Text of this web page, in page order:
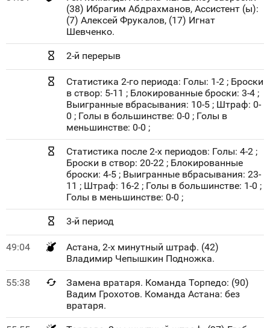
(38) Ибрагим Абдрахманов, Ассистент (ы):
(7) Алексей Фрукалов, (17) Игнат
Шевченко.
2-й перерыв
Статистика 2-го периода: Голы: 1-2 ; Броски
в створ: 5-11 ; Блокированные броски: 3-4 ;
Выигранные вбрасывания: 10-5 ; Штраф: 0-
0 ; Голы в большинстве: 0-0 ; Голы в
меньшинстве: 0-0 ;
Статистика после 2-х периодов: Голы: 4-2 ;
Броски в створ: 20-22 ; Блокированные
броски: 4-5 ; Выигранные вбрасывания: 23-
11 ; Штраф: 16-2 ; Голы в большинстве: 1-0 ;
Голы в меньшинстве: 0-0 ;
3-й период
49:04
Астана, 2-х минутный штраф. (42)
Владимир Чепышкин Подножка.
55:38
Замена вратаря. Команда Торпедо: (90)
Вадим Грохотов. Команда Астана: без
вратаря.